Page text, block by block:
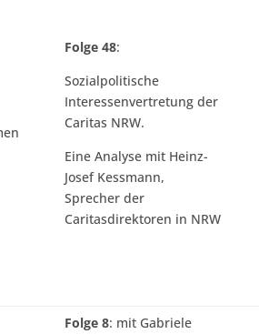
Folge 48:
Sozialpolitische
Interessenvertretung der
Caritas NRW.
Eine Analyse mit Heinz-
Josef Kessmann,
Sprecher der
Caritasdirektoren in NRW
Folge 8: mit Gabriele